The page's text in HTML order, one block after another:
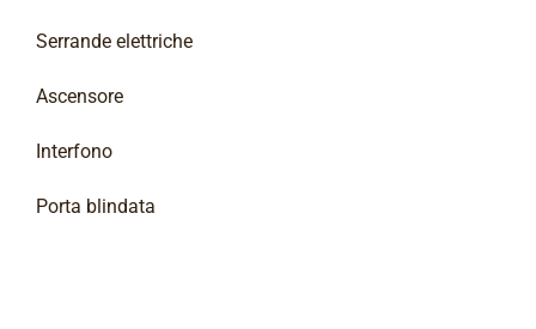
Serrande elettriche
Ascensore
Interfono
Porta blindata